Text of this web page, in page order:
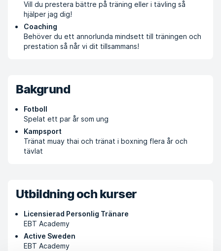
Vill du prestera bättre på träning eller i tävling så
hjälper jag dig!
Coaching
Behöver du ett annorlunda mindsett till träningen och
prestation så når vi dit tillsammans!
Bakgrund
Fotboll
Spelat ett par år som ung
Kampsport
Tränat muay thai och tränat i boxning flera år och
tävlat
Utbildning och kurser
Licensierad Personlig Tränare
EBT Academy
Active Sweden
EBT Academy